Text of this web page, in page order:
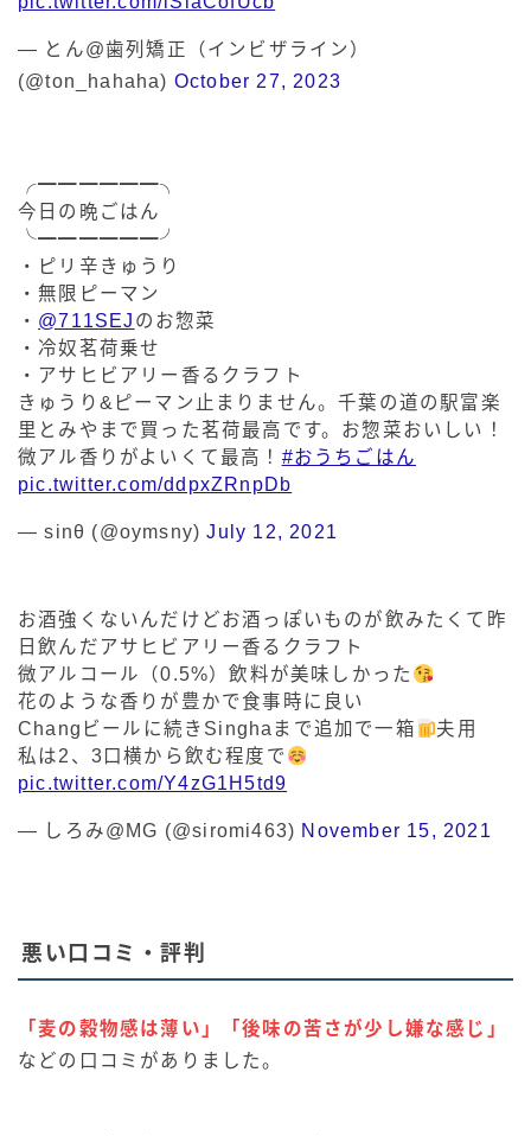
— とん@歯列矯正（インビザライン）
(@ton_hahaha) October 27, 2023
╭━━━━━━╮
今日の晩ごはん
╰━━━━━━╯
・ピリ辛きゅうり
・無限ピーマン
・ @711SEJ のお惣菜
・冷奴茗荷乗せ
・アサヒビアリー香るクラフト
きゅうり&ピーマン止まりません。千葉の道の駅富楽
里とみやまで買った茗荷最高です。お惣菜おいしい！
微アル香りがよいくて最高！ #おうちごはん
pic.twitter.com/ddpxZRnpDb
— sinθ (@oymsny)July 12, 2021
お酒強くないんだけどお酒っぽいものが飲みたくて昨
日飲んだアサヒビアリー香るクラフト
微アルコール（0.5%）飲料が美味しかった
花のような香りが豊かで食事時に良い
Changビールに続きSinghaまで追加で一箱
夫用
私は2、3口横から飲む程度で
pic.twitter.com/Y4zG1H5td9
— しろみ@MG (@siromi463) November 15, 2021
悪い口コミ・評判
「麦の穀物感は薄い」「後味の苦さが少し嫌な感じ」
などの口コミがありました。